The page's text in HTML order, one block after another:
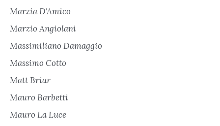
Marzia D'Amico
Marzio Angiolani
Massimiliano Damaggio
Massimo Cotto
Matt Briar
Mauro Barbetti
Mauro La Luce